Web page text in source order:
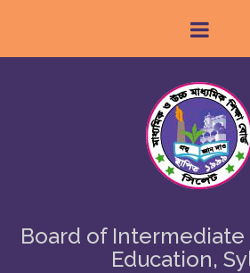
Board of Intermediate
Education,